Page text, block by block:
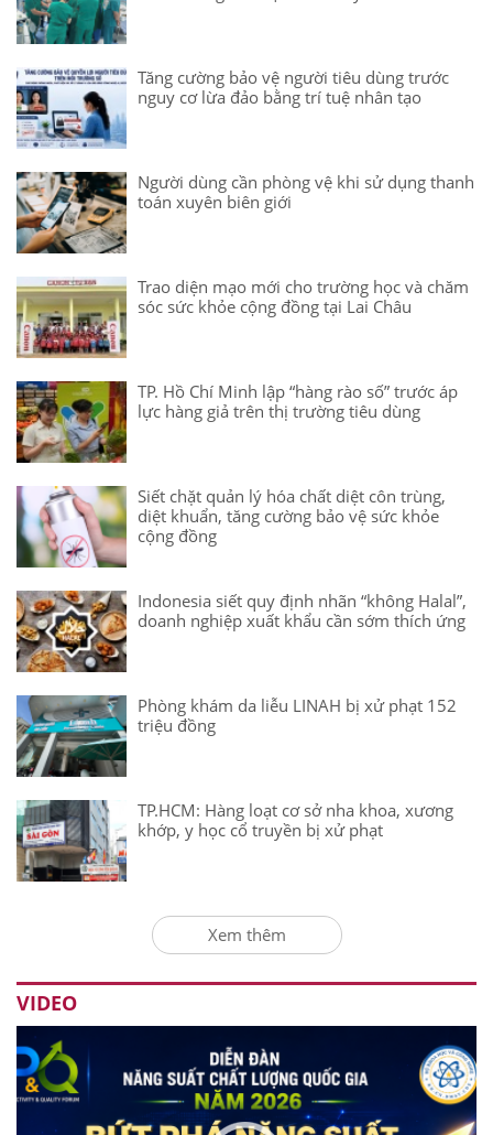
Tăng cường bảo vệ người tiêu dùng trước
nguy cơ lừa đảo bằng trí tuệ nhân tạo
Người dùng cần phòng vệ khi sử dụng thanh
toán xuyên biên giới
Trao diện mạo mới cho trường học và chăm
sóc sức khỏe cộng đồng tại Lai Châu
TP. Hồ Chí Minh lập “hàng rào số” trước áp
lực hàng giả trên thị trường tiêu dùng
Siết chặt quản lý hóa chất diệt côn trùng,
diệt khuẩn, tăng cường bảo vệ sức khỏe
cộng đồng
Indonesia siết quy định nhãn “không Halal”,
doanh nghiệp xuất khẩu cần sớm thích ứng
Phòng khám da liễu LINAH bị xử phạt 152
triệu đồng
TP.HCM: Hàng loạt cơ sở nha khoa, xương
khớp, y học cổ truyền bị xử phạt
Xem thêm
VIDEO